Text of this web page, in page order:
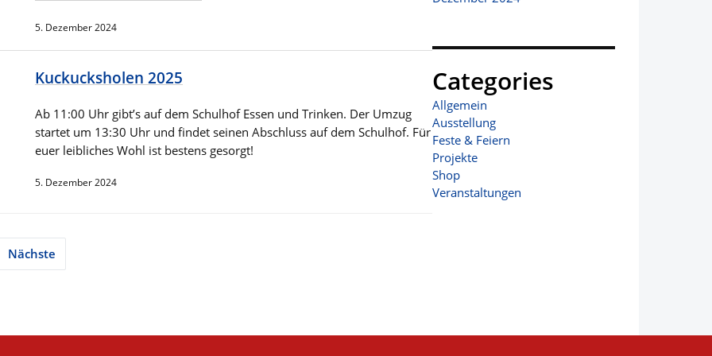
5. Dezember 2024
Kuckucksholen 2025
Ab 11:00 Uhr gibt’s auf dem Schulhof Essen und Trinken. Der Umzug
startet um 13:30 Uhr und findet seinen Abschluss auf dem Schulhof. Für
euer leibliches Wohl ist bestens gesorgt!
5. Dezember 2024
Nächste
Categories
Allgemein
Ausstellung
Feste & Feiern
Projekte
Shop
Veranstaltungen